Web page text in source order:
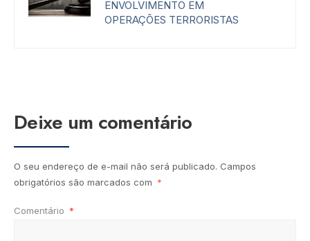
ENVOLVIMENTO EM
OPERAÇÕES TERRORISTAS
Deixe um comentário
O seu endereço de e-mail não será publicado. Campos
obrigatórios são marcados com *
Comentário *